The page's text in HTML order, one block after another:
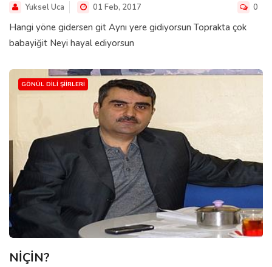
Yuksel Uca 01 Feb, 2017 0
Hangi yöne gidersen git Aynı yere gidiyorsun Toprakta çok
babayiğit Neyi hayal ediyorsun
GÖNÜL DILI ŞIIRLERI
NİÇİN?